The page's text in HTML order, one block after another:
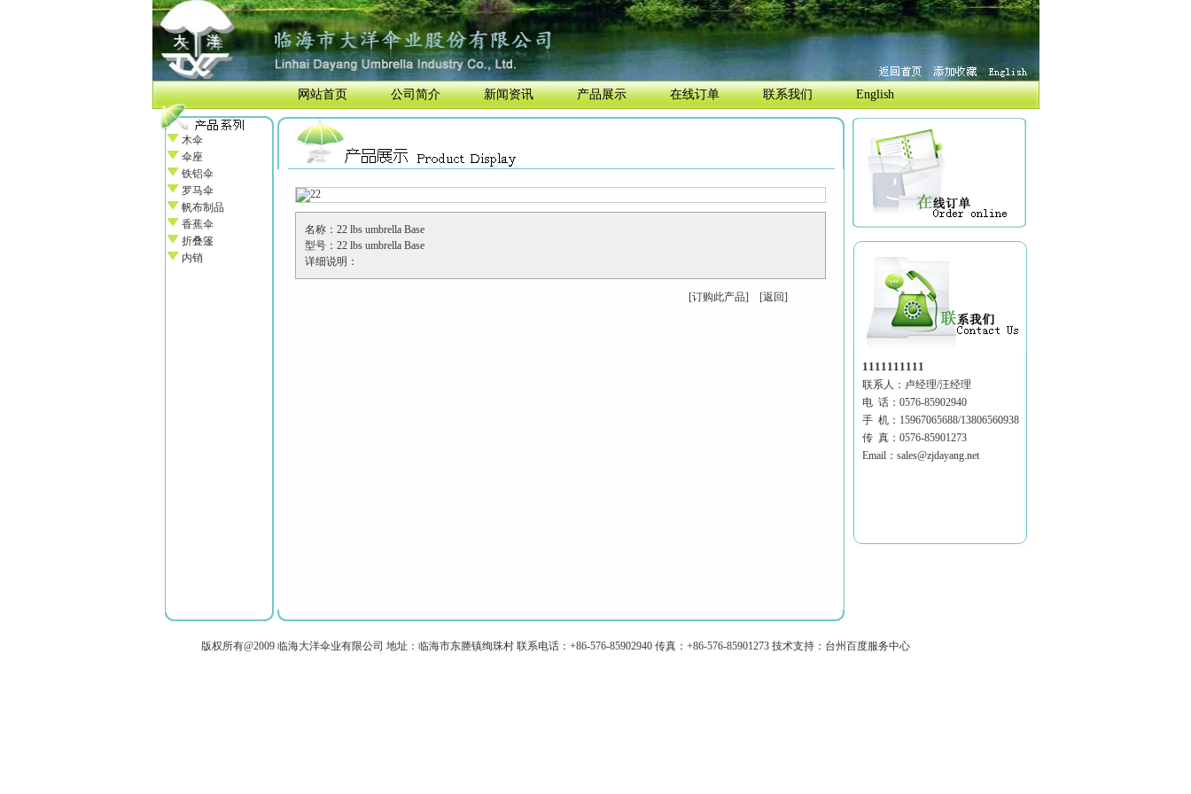
网站首页 公司简介 新闻资讯 产品展示 在线订单 联系我们 English
木伞
伞座
铁铝伞
罗马伞
帆布制品
香蕉伞
折叠篷
内销
1111111111
联系人：卢经理/汪经理
电 话：0576-85902940
手 机：15967065688/13806560938
传 真：0576-85901273
Email：sales@zjdayang.net
名称：22 lbs umbrella Base
型号：22 lbs umbrella Base
详细说明：
[订购此产品] [返回]
版权所有@2009 临海大洋伞业有限公司 地址：临海市东塍镇绚珠村 联系电话：+86-576-85902940 传真：+86-576-85901273 技术支持：台州百度服务中心